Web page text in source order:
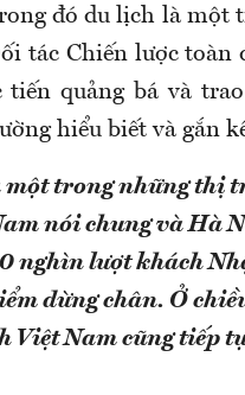
đó du lịch là một
tác Chiến lược toàn
tiến quảng bá và
hiểu biết và gắn
trong những thị
nói chung và Hà
nghìn lượt khách
dừng chân. Ở
Việt Nam cũng tiếp